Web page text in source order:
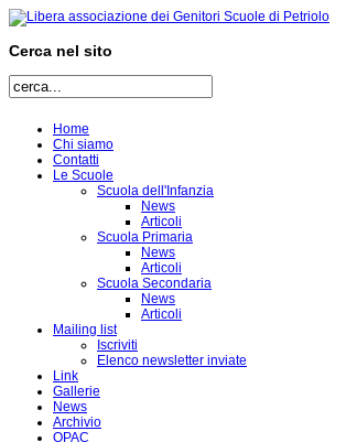
Cerca nel sito
Home
Chi siamo
Contatti
Le Scuole
Scuola dell'Infanzia
News
Articoli
Scuola Primaria
News
Articoli
Scuola Secondaria
News
Articoli
Mailing list
Iscriviti
Elenco newsletter inviate
Link
Gallerie
News
Archivio
OPAC